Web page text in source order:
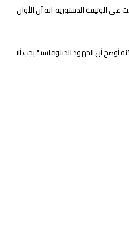
الوثيقة الدستورية انه آن الأوان
أوضح أن الجهود الدبلوماسية يجب ألا